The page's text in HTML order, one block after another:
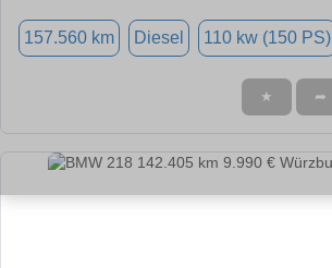
157.560 km Diesel 110 kw (150 PS)
★ ➦